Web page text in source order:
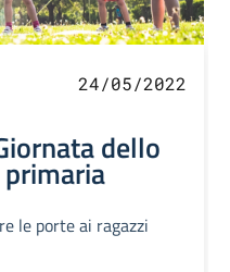
24/05/2022
dello
le porte ai ragazzi